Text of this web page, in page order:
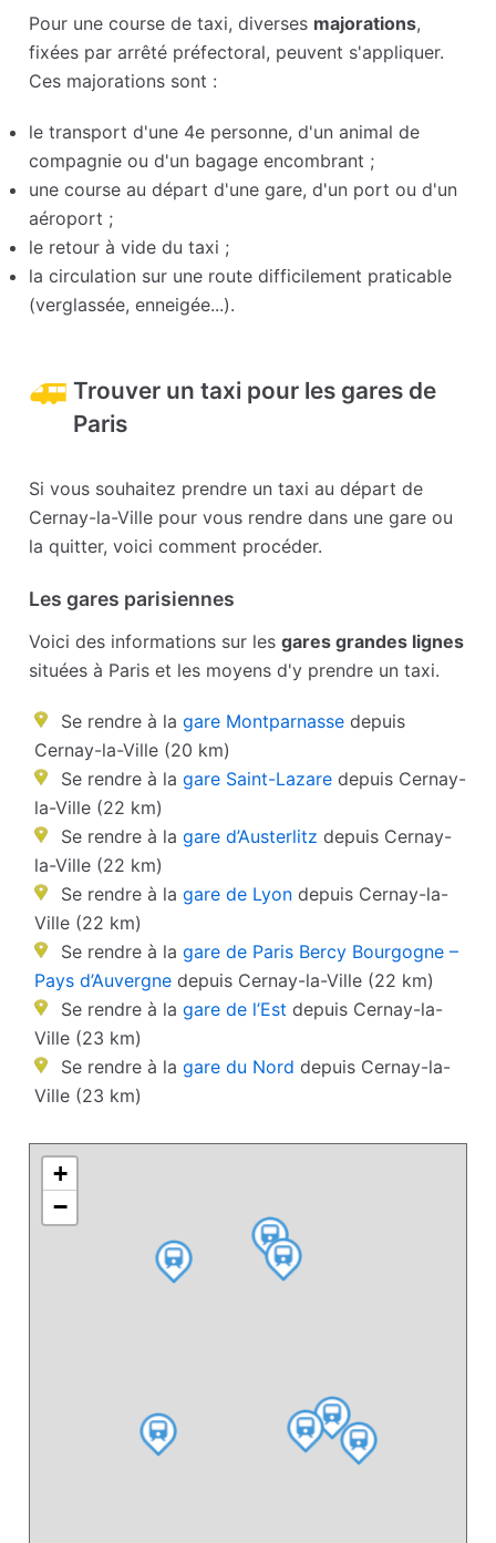
Pour une course de taxi, diverses majorations,
fixées par arrêté préfectoral, peuvent s'appliquer.
Ces majorations sont :
le transport d'une 4e personne, d'un animal de
compagnie ou d'un bagage encombrant ;
une course au départ d'une gare, d'un port ou d'un
aéroport ;
le retour à vide du taxi ;
la circulation sur une route difficilement praticable
(verglassée, enneigée...).
Trouver un taxi pour les gares de
Paris
Si vous souhaitez prendre un taxi au départ de
Cernay-la-Ville pour vous rendre dans une gare ou
la quitter, voici comment procéder.
Les gares parisiennes
Voici des informations sur lesgares grandes lignes
situées à Paris et les moyens d'y prendre un taxi.
Se rendre à la gare Montparnasse depuis
Cernay-la-Ville (20 km)
Se rendre à la gare Saint-Lazare depuis Cernay-
la-Ville (22 km)
Se rendre à la gare d’Austerlitz depuis Cernay-
la-Ville (22 km)
Se rendre à la gare de Lyon depuis Cernay-la-
Ville (22 km)
Se rendre à la gare de Paris Bercy Bourgogne –
Pays d’Auvergne depuis Cernay-la-Ville (22 km)
Se rendre à la gare de l’Est depuis Cernay-la-
Ville (23 km)
Se rendre à la gare du Nord depuis Cernay-la-
Ville (23 km)
+
−